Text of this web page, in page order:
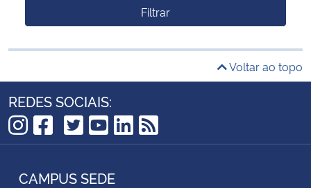
Filtrar
Voltar ao topo
REDES SOCIAIS:
Instagram
Facebook
TikTok
Twitter
YouTube
LinkedIn
RSS
CAMPUS SEDE